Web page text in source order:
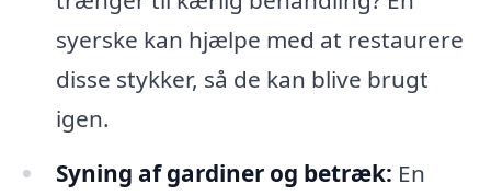
syerske kan hjælpe med at restaurere
disse stykker, så de kan blive brugt
igen.
Syning af gardiner og betræk: En